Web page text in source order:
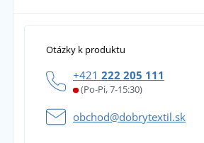
Otázky k produktu
+421 222 205 111
(Po-Pi, 7-15:30)
obchod@dobrytextil.sk